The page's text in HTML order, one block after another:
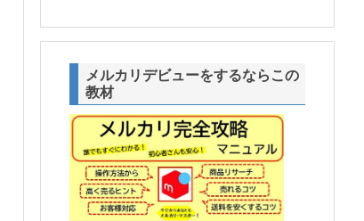
メルカリデビューをするならこの
教材